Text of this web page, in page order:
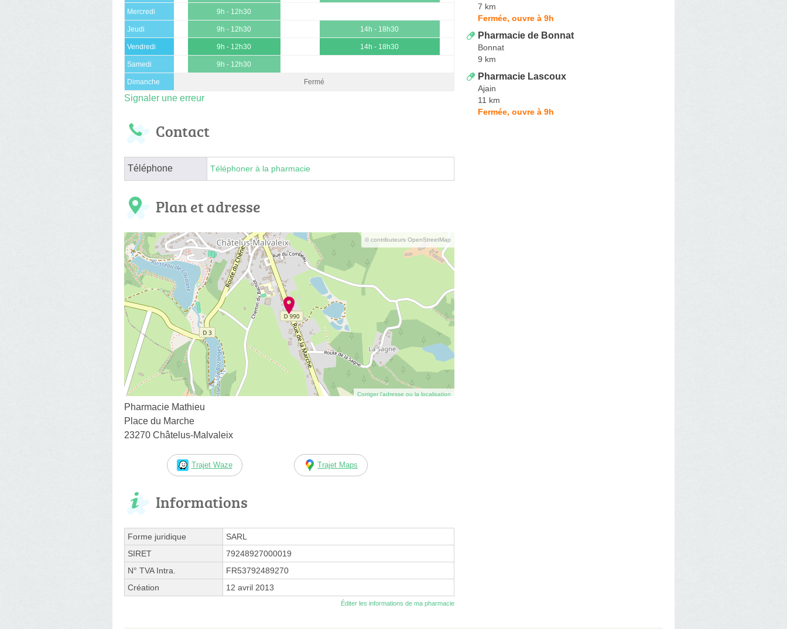
Mercredi 9h - 12h30
Jeudi 9h - 12h30 14h - 18h30
Vendredi 9h - 12h30 14h - 18h30
Samedi 9h - 12h30
Dimanche Fermé
Signaler une erreur
Contact
Téléphone Téléphoner à la pharmacie
Plan et adresse
© contributeurs OpenStreetMap
Corriger l’adresse ou la localisation
Pharmacie Mathieu
Place du Marche
23270 Châtelus-Malvaleix
Trajet Waze Trajet Maps
Informations
Forme juridique
SARL
SIRET
79248927000019
N° TVA Intra.
FR53792489270
Création
12 avril 2013
Éditer les informations de ma pharmacie
7 km
Fermée, ouvre à 9h
Pharmacie de Bonnat
Bonnat
9 km
Pharmacie Lascoux
Ajain
11 km
Fermée, ouvre à 9h